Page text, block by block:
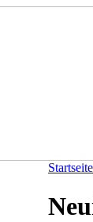
Startseite